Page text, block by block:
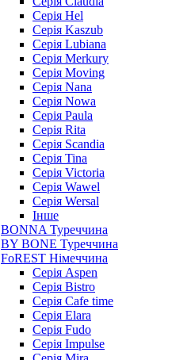
Серія Hel
Серія Kaszub
Серія Lubiana
Серія Merkury
Серія Moving
Серія Nana
Серія Nowa
Серія Paula
Серія Rita
Серія Scandia
Серія Tina
Серія Victoria
Серія Wawel
Серія Wersal
Інше
BONNA Туреччина
BY BONE Туреччина
FoREST Німеччина
Серія Aspen
Серія Bistro
Серія Cafe time
Серія Elara
Серія Fudo
Серія Impulse